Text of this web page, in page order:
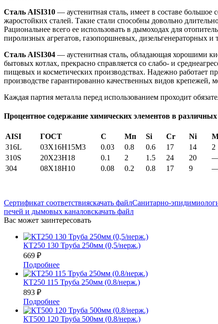
Сталь AISI310 — аустенитная сталь, имеет в составе
жаростойких сталей. Такие стали способны довольно
Рациональнее всего ее использовать в дымоходах для
пиролизных агрегатов, газопоршневых, дизельгенераторных
Сталь AISI304 — аустенитная сталь, обладающая хорошими
бытовых котлах, прекрасно справляется со слабо- и
пищевых и косметических производствах. Надежно работает
производстве гарантированно качественных видов
Каждая партия металла перед использованием проходит
Процентное содержание химических элементов в
AISI ГОСТ С Мп Si Cr Ni
316L
03X16H15M3 0.03 0.8 0.6 17 14 2
310S
20Х23Н18 0.1 2 1.5 24 20
304
08Х18Н10 0.08 0.2 0.8 17 9
Сертификат соответствияскачать файлСанитарно-
печей и дымовых каналовскачать файл
Вас может заинтересовать
КТ250 130 Труба 250мм (0,5/нерж.)
669 ₽
Подробнее
КТ250 115 Труба 250мм (0.8/нерж.)
893 ₽
Подробнее
КТ500 120 Труба 500мм (0.8/нерж.)